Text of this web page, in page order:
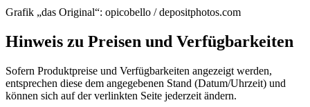
Grafik „das Original“: opicobello / depositphotos.com
Hinweis zu Preisen und Verfügbarkeiten
Sofern Produktpreise und Verfügbarkeiten angezeigt werden,
entsprechen diese dem angegebenen Stand (Datum/Uhrzeit) und
können sich auf der verlinkten Seite jederzeit ändern.